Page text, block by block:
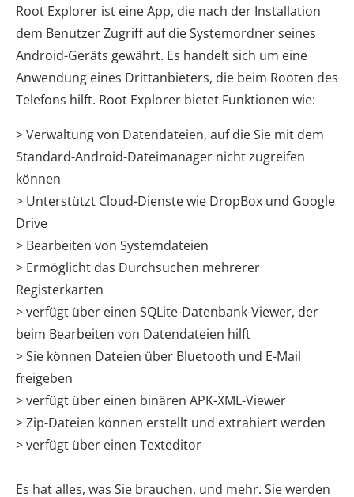
Root Explorer ist eine App, die nach der Installation
dem Benutzer Zugriff auf die Systemordner seines
Android-Geräts gewährt. Es handelt sich um eine
Anwendung eines Drittanbieters, die beim Rooten des
Telefons hilft. Root Explorer bietet Funktionen wie:
> Verwaltung von Datendateien, auf die Sie mit dem
Standard-Android-Dateimanager nicht zugreifen
können
> Unterstützt Cloud-Dienste wie DropBox und Google
Drive
> Bearbeiten von Systemdateien
> Ermöglicht das Durchsuchen mehrerer
Registerkarten
> verfügt über einen SQLite-Datenbank-Viewer, der
beim Bearbeiten von Datendateien hilft
> Sie können Dateien über Bluetooth und E-Mail
freigeben
> verfügt über einen binären APK-XML-Viewer
> Zip-Dateien können erstellt und extrahiert werden
> verfügt über einen Texteditor
Es hat alles, was Sie brauchen, und mehr. Sie werden